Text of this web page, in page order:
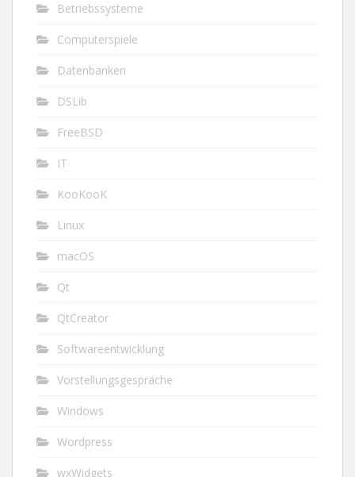
Betriebssysteme
Computerspiele
Datenbanken
DSLib
FreeBSD
IT
KooKooK
Linux
macOS
Qt
QtCreator
Softwareentwicklung
Vorstellungsgespräche
Windows
Wordpress
wxWidgets